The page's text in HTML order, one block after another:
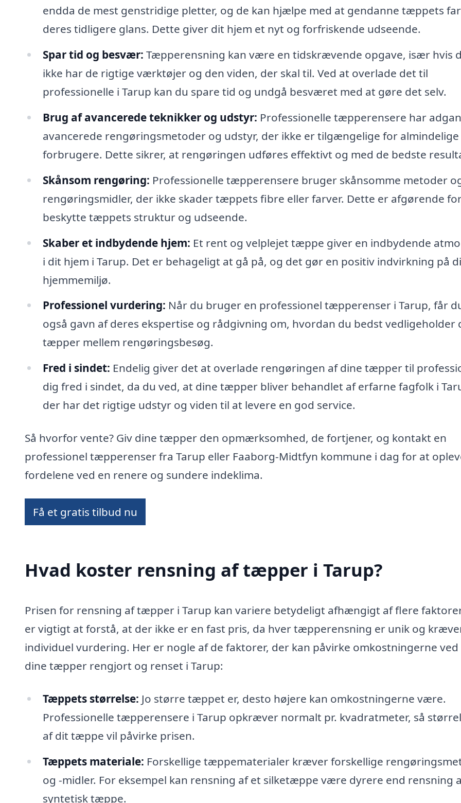
endda de mest genstridige pletter, og de kan hjælpe med at gendanne tæppets
deres tidligere glans. Dette giver dit hjem et nyt og forfriskende udseende.
Spar tid og besvær: Tæpperensning kan være en tidskrævende opgave, især hvis
ikke har de rigtige værktøjer og den viden, der skal til. Ved at overlade det til
professionelle i Tarup kan du spare tid og undgå besværet med at gøre det selv.
Brug af avancerede teknikker og udstyr: Professionelle tæpperensere har
avancerede rengøringsmetoder og udstyr, der ikke er tilgængelige for almindelige
forbrugere. Dette sikrer, at rengøringen udføres effektivt og med de bedste
Skånsom rengøring: Professionelle tæpperensere bruger skånsomme metoder
rengøringsmidler, der ikke skader tæppets fibre eller farver. Dette er afgørende
beskytte tæppets struktur og udseende.
Skaber et indbydende hjem: Et rent og velplejet tæppe giver en indbydende
i dit hjem i Tarup. Det er behageligt at gå på, og det gør en positiv indvirkning på
hjemmemiljø.
Professionel vurdering: Når du bruger en professionel tæpperenser i Tarup, får
også gavn af deres ekspertise og rådgivning om, hvordan du bedst vedligeholder
tæpper mellem rengøringsbesøg.
Fred i sindet: Endelig giver det at overlade rengøringen af dine tæpper til
dig fred i sindet, da du ved, at dine tæpper bliver behandlet af erfarne fagfolk i
der har det rigtige udstyr og viden til at levere en god service.
Så hvorfor vente? Giv dine tæpper den opmærksomhed, de fortjener, og kontakt en
professionel tæpperenser fra Tarup eller Faaborg-Midtfyn kommune i dag for at
fordelene ved en renere og sundere indeklima.
Få et gratis tilbud nu
Hvad koster rensning af tæpper i Tarup?
Prisen for rensning af tæpper i Tarup kan variere betydeligt afhængigt af flere
er vigtigt at forstå, at der ikke er en fast pris, da hver tæpperensning er unik og
individuel vurdering. Her er nogle af de faktorer, der kan påvirke omkostningerne ved
dine tæpper rengjort og renset i Tarup:
Tæppets størrelse: Jo større tæppet er, desto højere kan omkostningerne være.
Professionelle tæpperensere i Tarup opkræver normalt pr. kvadratmeter, så
af dit tæppe vil påvirke prisen.
Tæppets materiale: Forskellige tæppematerialer kræver forskellige
og -midler. For eksempel kan rensning af et silketæppe være dyrere end rensning
syntetisk tæppe.